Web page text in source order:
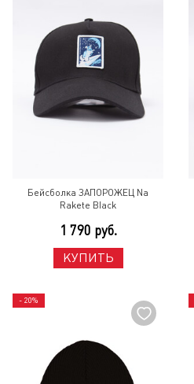
Бейсболка ЗАПОРОЖЕЦ Na
Rakete Black
1 790 руб.
КУПИТЬ
- 20%